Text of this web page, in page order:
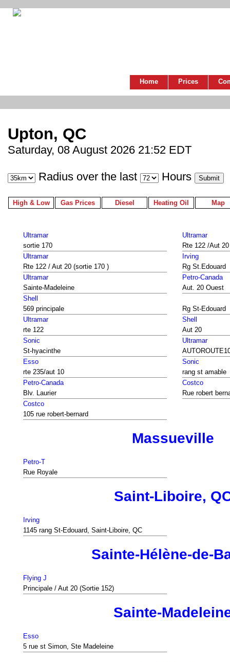
Home Prices
Upton, QC
Saturday, 08 August 2026 21:52 EDT
Radius over the last Hours
High & Low Gas Prices Diesel Heating Oil Map
Ultramar
sortie 170
Ultramar
Rte 122 /Aut
Ultramar
Rte 122 / Aut 20 (sortie 170 )
Irving
Rg St.Edouard
Ultramar
Sainte-Madeleine
Petro-Canada
Aut. 20 Ouest
Shell
569 principale
Rg St-Edouard
Ultramar
rte 122
Shell
Aut 20
Sonic
St-hyacinthe
Ultramar
Esso
rte 235/aut 10
Sonic
rang st amable
Petro-Canada
Blv. Laurier
Costco
Rue robert
Costco
105 rue robert-bernard
Massueville
Petro-T
Rue Royale
Saint-Liboire,
Irving
1145 rang St-Edouard, Saint-Liboire, QC
Sainte-Hélène-de-
Flying J
Principale / Aut 20 (Sortie 152)
Sainte-
Esso
5 rue st Simon, Ste Madeleine